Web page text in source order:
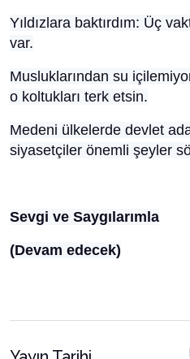
Yıldızlara baktırdım: Üç
var.
Musluklarından su
o koltukları terk etsin.
Medeni ülkelerde devlet
siyasetçiler önemli şeyler
Sevgi ve Saygılarımla
(Devam edecek)